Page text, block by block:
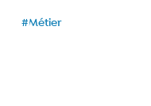
#Métier